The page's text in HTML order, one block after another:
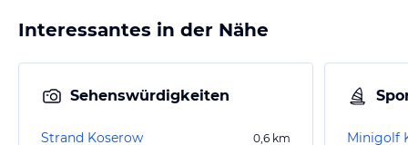
Interessantes in der Nähe
Sehenswürdigkeiten
Strand Koserow 0,6 km Minigolf